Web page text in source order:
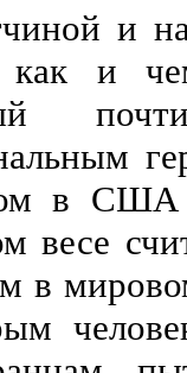
и
как и
в США
весе
в